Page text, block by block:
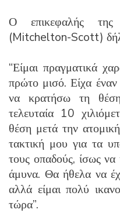
Ο επικεφαλής
(Mitchelton-Scott)
“Είμαι πραγματικά
πρώτο μισό.Είχα
να κρατήσω τη
τελευταία 10
θέση μετά την
τακτική μου για τα
τους οπαδούς, ίσως
άμυνα. Θα ήθελα να
αλλά είμαι πολύ
τώρα”.